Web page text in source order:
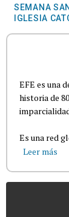
SEMANA
IGLESIA
EFE es una
historia de
Es una red
Leer más